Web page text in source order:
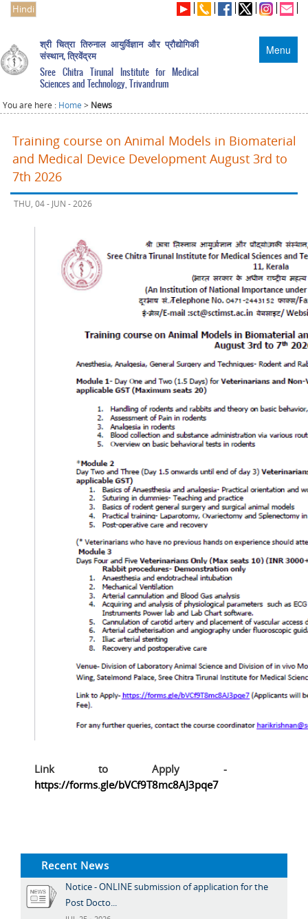
Hindi
Menu
श्री चित्रा तिरुनाल आयुर्विज्ञान और प्रौद्योगिकी
संस्थान, त्रिवेंद्रम
Sree Chitra Tirunal Institute for Medical
Sciences and Technology, Trivandrum
You are here : Home > News
Training course on Animal Models in Biomaterial
and Medical Device Development August 3rd to
7th 2026
THU, 04 - JUN - 2026
Link to Apply -
https://forms.gle/bVCf9T8mc8AJ3pqe7
Recent News
Notice - ONLINE submission of application for the
Post Docto...